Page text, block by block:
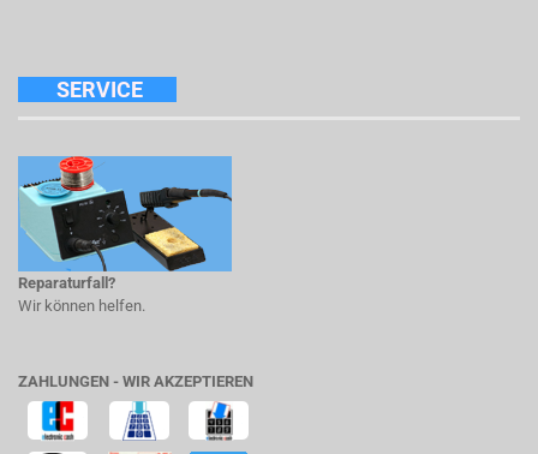
SERVICE
Reparaturfall?
Wir können helfen.
ZAHLUNGEN - WIR AKZEPTIEREN